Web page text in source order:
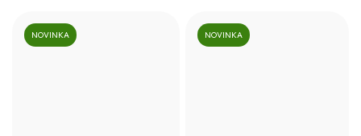
NOVINKA NOVINKA